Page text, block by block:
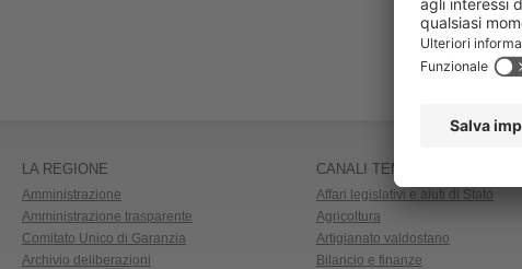
LA REGIONE
Amministrazione
Amministrazione trasparente
Comitato Unico di Garanzia
Archivio deliberazioni
CANALI TEMATICI
Affari legislativi e aiuti di Stato
Agricoltura
Artigianato valdostano
Bilancio e finanze